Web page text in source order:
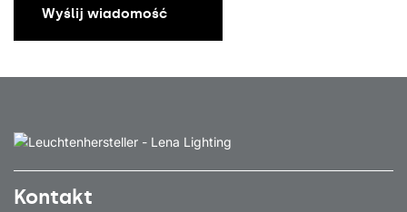
Wyślij wiadomość
Kontakt